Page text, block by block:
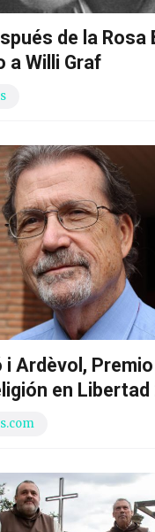
de la Rosa
a Willi Graf
i Ardèvol,
en Libertad